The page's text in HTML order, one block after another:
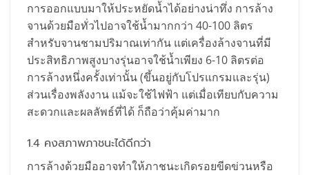
การออกแบบมาให้ประหยัดน้ำได้อย่างน่าทึ่ง การล้าง
จานด้วยมือทั่วไปอาจใช้น้ำมากกว่า 40-100 ลิตร
สำหรับจานชามปริมาณเท่ากัน แต่เครื่องล้างจานที่มี
ประสิทธิภาพสูงบางรุ่นอาจใช้น้ำเพียง 6-10 ลิตรต่อ
การล้างหนึ่งครั้งเท่านั้น (ขึ้นอยู่กับโปรแกรมและรุ่น)
ส่วนเรื่องพลังงาน แม้จะใช้ไฟฟ้า แต่เมื่อเทียบกับความ
สะดวกและผลลัพธ์ที่ได้ ก็ถือว่าคุ้มค่ามาก
1.4 คงสภาพภาชนะได้ดีกว่า
การล้างด้วยมืออาจทำให้ภาชนะเกิดรอยขีดข่วนหรือ